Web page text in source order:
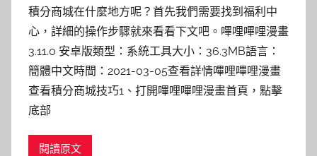
積分商城在什麼地方呢？首先我們需要找到福利中
心，詳細的操作步驟就來看看下文吧。嗶哩嗶哩漫畫
3.11.0 安卓版類型：系統工具大小：36.3MB語言：
簡體中文時間：2021-03-05查看詳情嗶哩嗶哩漫畫
查看積分商城技巧1、打開嗶哩嗶哩漫畫首頁，點擊
底部
閱讀原文